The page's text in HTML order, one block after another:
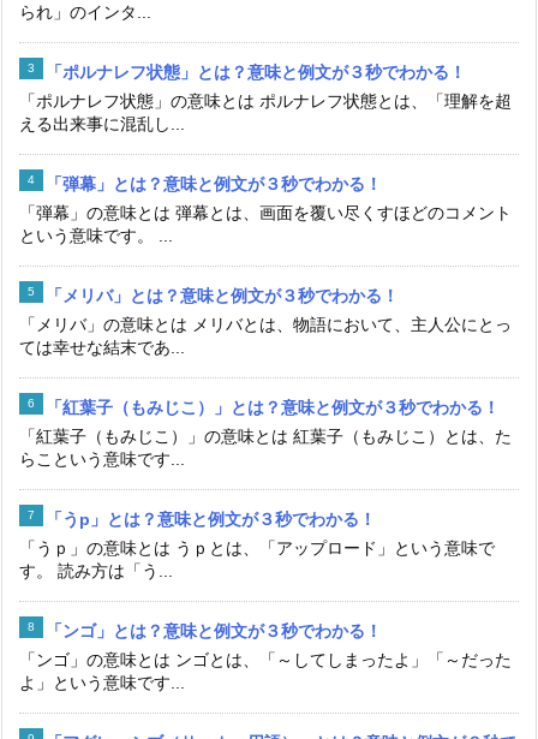
られ」のインタ...
「ポルナレフ状態」とは？意味と例文が３秒でわかる！
「ポルナレフ状態」の意味とは ポルナレフ状態とは、「理解を超
える出来事に混乱し...
「弾幕」とは？意味と例文が３秒でわかる！
「弾幕」の意味とは 弾幕とは、画面を覆い尽くすほどのコメント
という意味です。 ...
「メリバ」とは？意味と例文が３秒でわかる！
「メリバ」の意味とは メリバとは、物語において、主人公にとっ
ては幸せな結末であ...
「紅葉子（もみじこ）」とは？意味と例文が３秒でわかる！
「紅葉子（もみじこ）」の意味とは 紅葉子（もみじこ）とは、た
らこという意味です...
「うp」とは？意味と例文が３秒でわかる！
「うｐ」の意味とは うｐとは、「アップロード」という意味で
す。 読み方は「う...
「ンゴ」とは？意味と例文が３秒でわかる！
「ンゴ」の意味とは ンゴとは、「～してしまったよ」「～だった
よ」という意味です...